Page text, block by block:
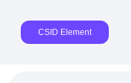
CSID Element